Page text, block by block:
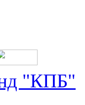
"КПБ"